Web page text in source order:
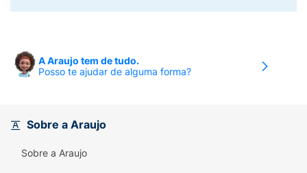
A Araujo tem de tudo.
Posso te ajudar de alguma forma?
Sobre a Araujo
Sobre a Araujo